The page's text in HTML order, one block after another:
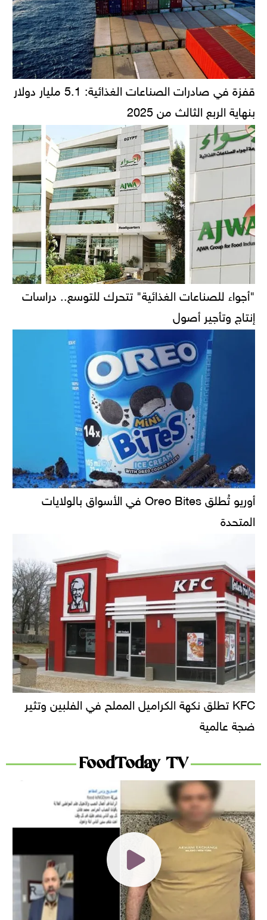
قفزة في صادرات الصناعات الغذائية: 5.1 مليار دولار
بنهاية الربع الثالث من 2025
"أجواء للصناعات الغذائية" تتحرك للتوسع.. دراسات
إنتاج وتأجير أصول
أوريو تُطلق Oreo Bites في الأسواق بالولايات
المتحدة
KFC تطلق نكهة الكراميل المملح في الفلبين وتثير
ضجة عالمية
FoodToday TV